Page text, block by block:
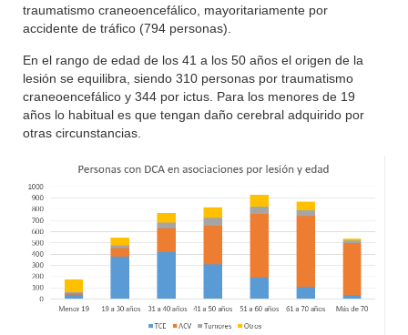
traumatismo craneoencefálico, mayoritariamente por
accidente de tráfico (794 personas).
En el rango de edad de los 41 a los 50 años el origen de la
lesión se equilibra, siendo 310 personas por traumatismo
craneoencefálico y 344 por ictus. Para los menores de 19
años lo habitual es que tengan daño cerebral adquirido por
otras circunstancias.